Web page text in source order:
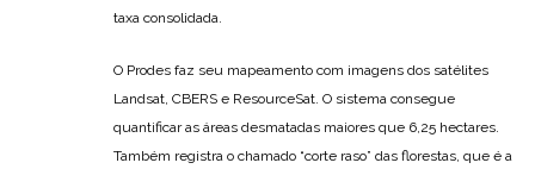
taxa consolidada.
O Prodes faz seu mapeamento com imagens dos satélites
Landsat, CBERS e ResourceSat. O sistema consegue
quantificar as áreas desmatadas maiores que 6,25 hectares.
Também registra o chamado “corte raso” das florestas, que é a